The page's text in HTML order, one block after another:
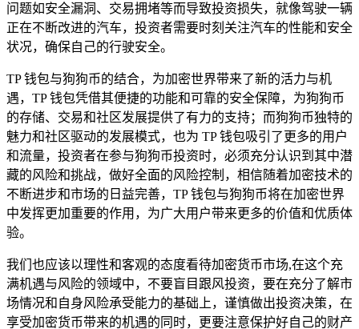
问题如安全漏洞、交易拥堵等而导致投资损失，就像驾驶一辆
正在不断改进的汽车，投资者需要时刻关注汽车的性能和安全
状况，确保自己的行驶安全。
TP 钱包与狗狗币的结合，为加密世界带来了新的活力与机
遇，TP 钱包凭借其便捷的功能和可靠的安全保障，为狗狗币
的存储、交易和社区发展提供了有力的支持；而狗狗币独特的
魅力和社区驱动的发展模式，也为 TP 钱包吸引了更多的用户
和流量，投资者在参与狗狗币投资时，必须充分认识到其中潜
藏的风险和挑战，做好全面的风险控制，相信随着加密技术的
不断进步和市场的日益完善，TP 钱包与狗狗币将在加密世界
中发挥更加重要的作用，为广大用户带来更多的价值和优质体
验。
我们也应该以理性和客观的态度看待加密货币市场,在这个充
满机遇与风险的领域中，不要盲目跟风投资，要在充分了解市
场情况和自身风险承受能力的基础上，谨慎做出投资决策，在
享受加密货币带来的机遇的同时，更要注意保护好自己的财产